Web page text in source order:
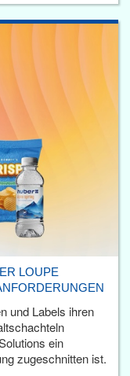
LOUPE
und Labels ihren
ein
zugeschnitten ist.